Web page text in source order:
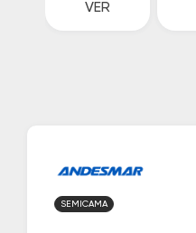
VER
SEMICAMA